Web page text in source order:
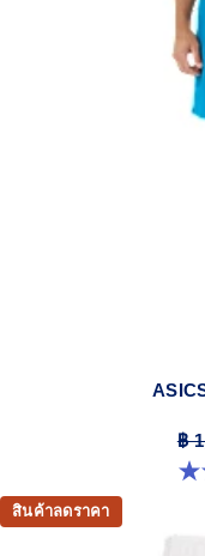
฿
4.8 จาก 5 ดาว 4 รีวิว
สินค้าลดราคา